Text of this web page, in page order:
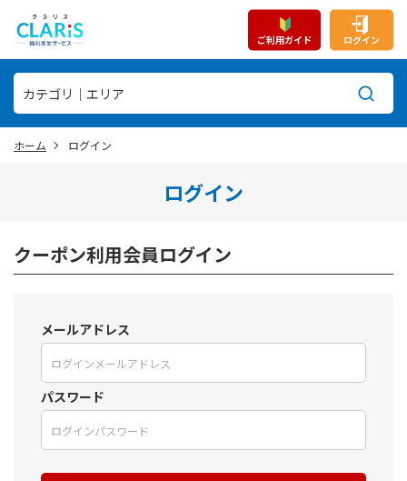
ご利用ガイド ログイン
ホーム ログイン
ログイン
クーポン利用会員ログイン
メールアドレス
パスワード